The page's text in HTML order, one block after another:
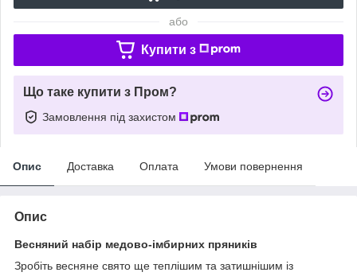
або
Купити з
Що таке купити з Пром?
Замовлення під захистом
Опис Доставка Оплата Умови повернення
Опис
Весняний набір медово-імбирних пряників
Зробіть весняне свято ще теплішим та затишнішим із